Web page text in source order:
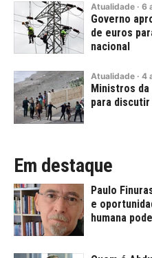
Atualidade · 6
Governo
de euros
nacional
Atualidade · 4
Ministros da
para
Em destaque
Paulo
e
humana